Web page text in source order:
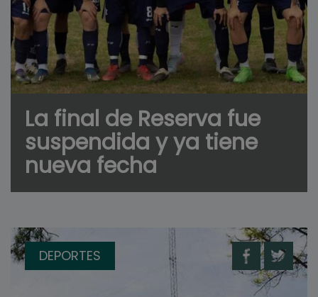
La final de Reserva fue
suspendida y ya tiene
nueva fecha
DEPORTES